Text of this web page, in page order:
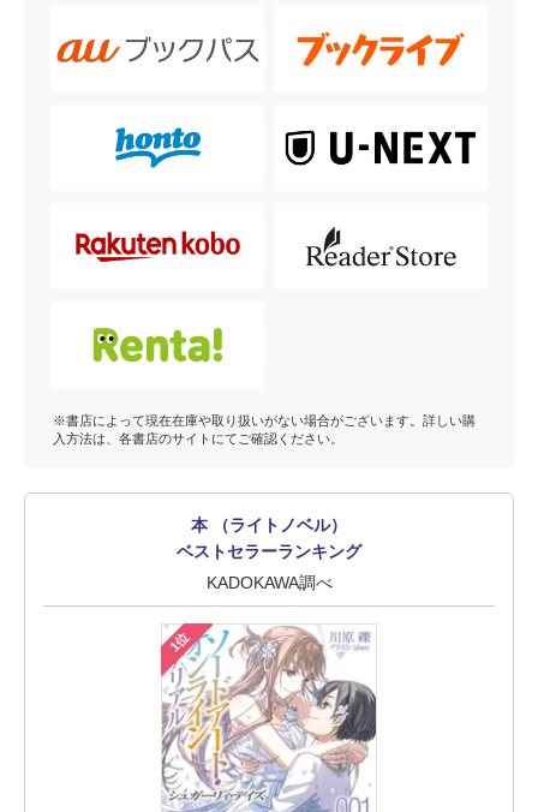
※書店によって現在在庫や取り扱いがない場合がございます。詳しい購
入方法は、各書店のサイトにてご確認ください。
本 （ライトノベル）
ベストセラーランキング
KADOKAWA調べ
1位